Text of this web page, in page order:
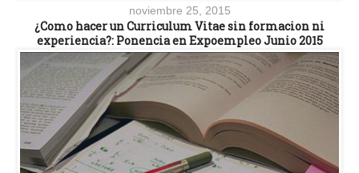
noviembre 25, 2015
¿Como hacer un Curriculum Vitae sin formacion ni
experiencia?: Ponencia en Expoempleo Junio 2015